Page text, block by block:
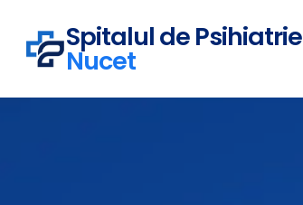
Spitalul de Psihiatrie
Nucet